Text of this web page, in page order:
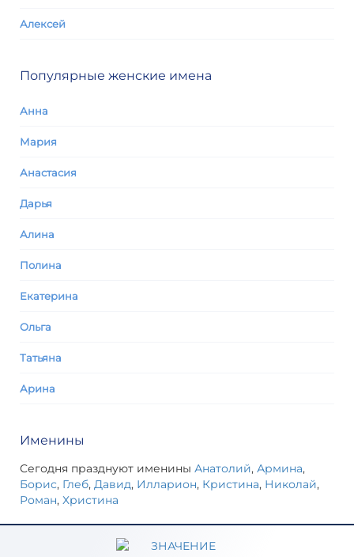
Алексей
Популярные женские имена
Анна
Мария
Анастасия
Дарья
Алина
Полина
Екатерина
Ольга
Татьяна
Арина
Именины
Сегодня празднуют именины Анатолий, Армина,
Борис, Глеб, Давид, Илларион, Кристина, Николай,
Роман, Христина